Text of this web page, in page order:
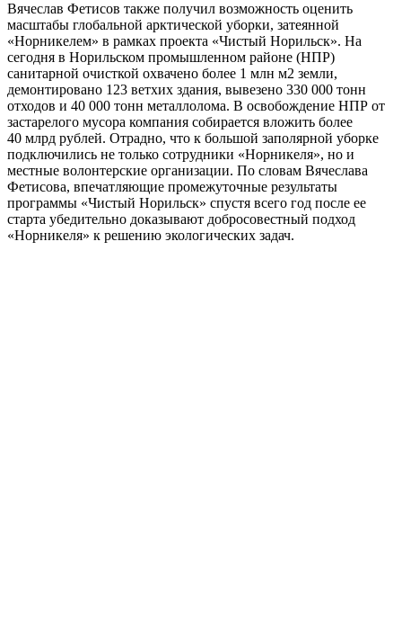
Вячеслав Фетисов также получил возможность оценить
масштабы глобальной арктической уборки, затеянной
«Норникелем» в рамках проекта «Чистый Норильск». На
сегодня в Норильском промышленном районе (НПР)
санитарной очисткой охвачено более 1 млн м2 земли,
демонтировано 123 ветхих здания, вывезено 330 000 тонн
отходов и 40 000 тонн металлолома. В освобождение НПР от
застарелого мусора компания собирается вложить более
40 млрд рублей. Отрадно, что к большой заполярной уборке
подключились не только сотрудники «Норникеля», но и
местные волонтерские организации. По словам Вячеслава
Фетисова, впечатляющие промежуточные результаты
программы «Чистый Норильск» спустя всего год после ее
старта убедительно доказывают добросовестный подход
«Норникеля» к решению экологических задач.